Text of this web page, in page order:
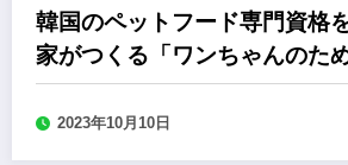
韓国のペットフード専門資格
家がつくる「ワンちゃんのた
飯」
2023年10月10日